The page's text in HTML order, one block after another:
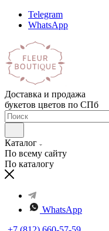
Telegram
WhatsApp
Доставка и продажа
букетов цветов по СПб
Каталог
По всему сайту
По каталогу
WhatsApp